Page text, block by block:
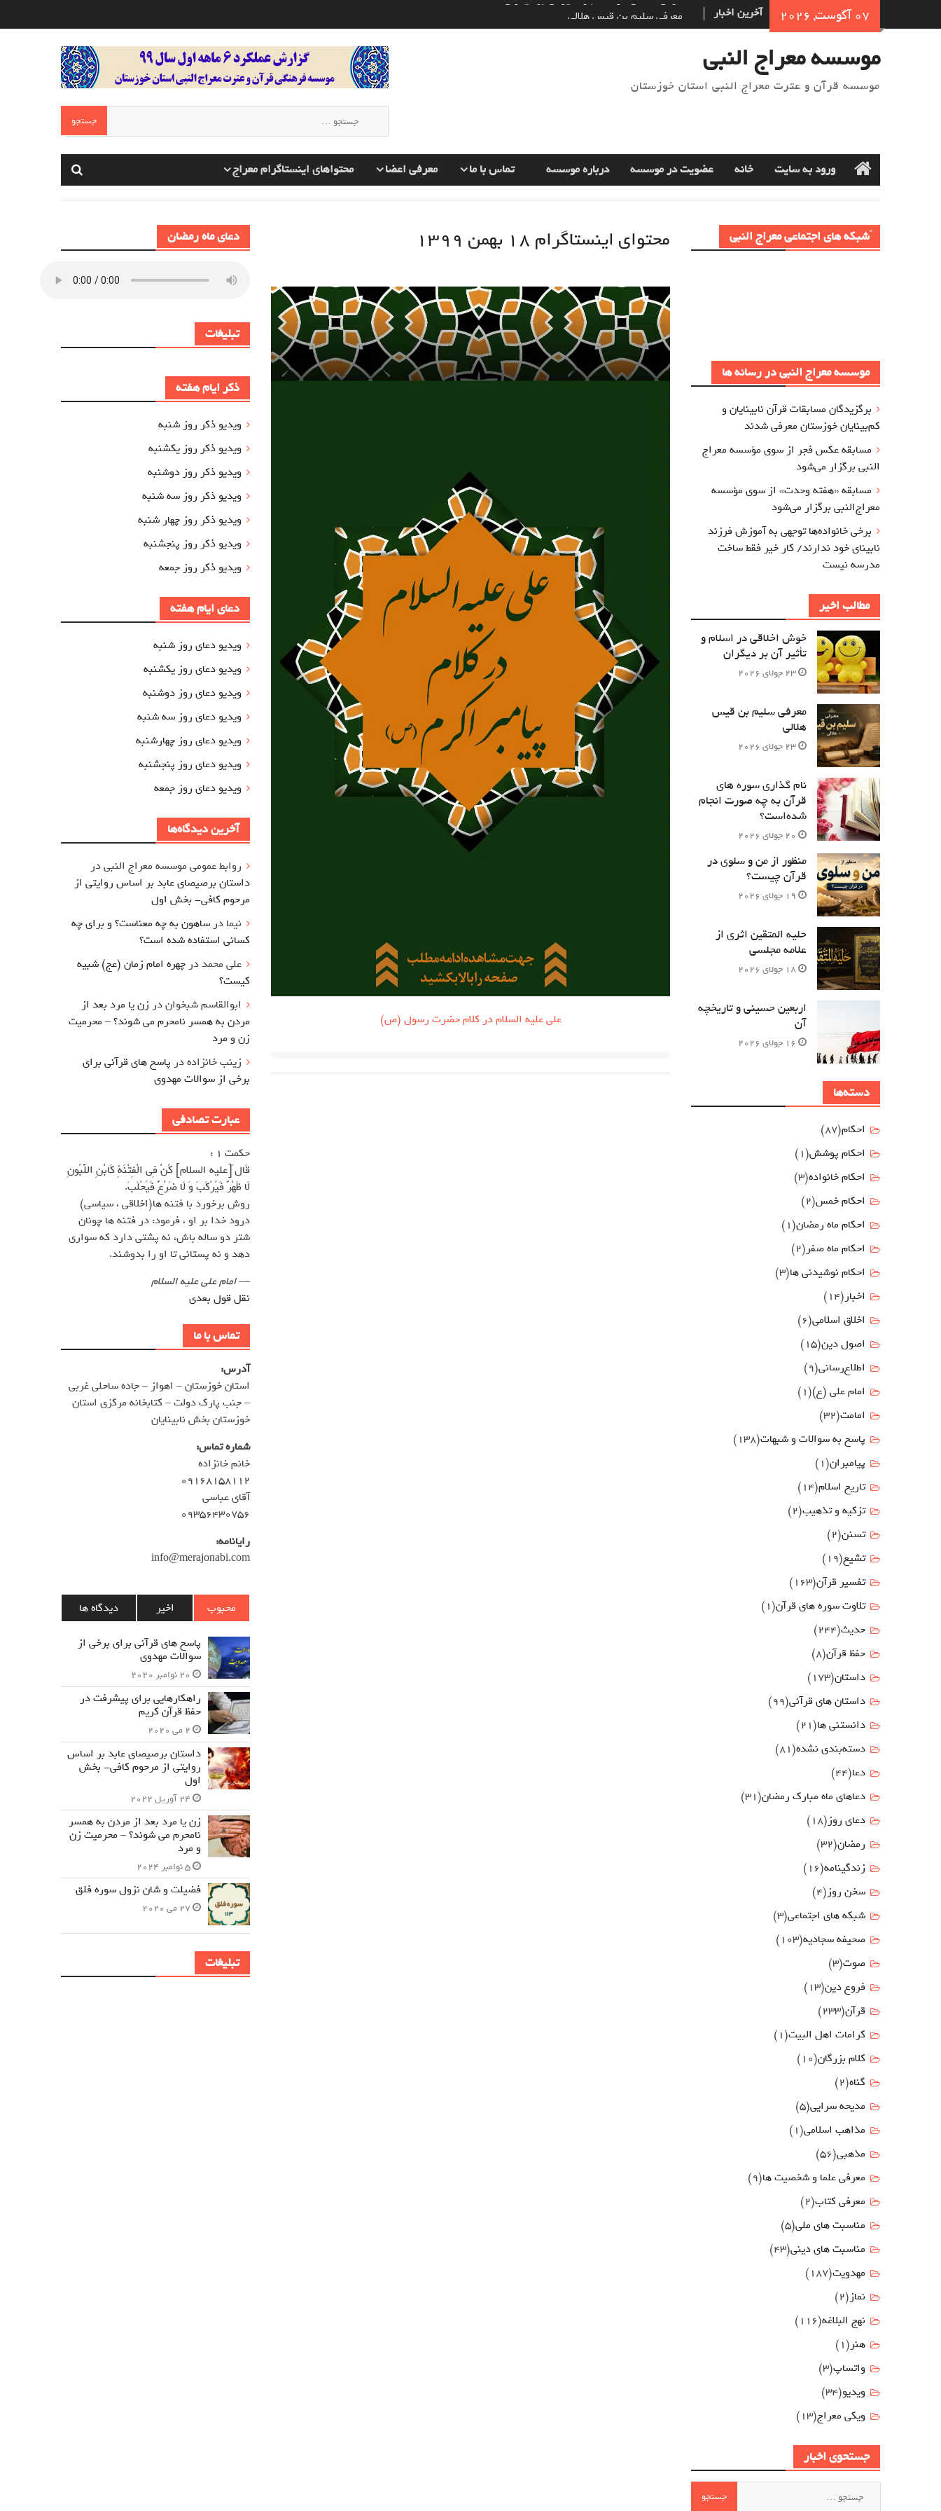
to
07 آگوست, 2026 آخرین اخبار
معرفی سلیم بن قیس هلالی
نام‌ گذاری سوره های قرآن به چه صورت انجام
موسسه معراج النبی
موسسه قرآن و عترت معراج النبی استان خوزستان
Homeورود به سایت خانه عضویت در موسسه درباره موسسه تماس با ما معرفی اعضا محتواهای اینستاگرام معراج
محتوای اینستاگرام 18 بهمن 1399
علی علیه السلام در کلام حضرت رسول (ص)
دعای ماه رمضان
تبلیغات
ذکر ایام هفته
ویدیو ذکر روز شنبه
ویدیو ذکر روز یکشنبه
ویدیو ذکر روز دوشنبه
ویدیو ذکر روز سه شنبه
ویدیو ذکر روز چهار شنبه
ویدیو ذکر روز پنجشنبه
ویدیو ذکر روز جمعه
دعای ایام هفته
ویدیو دعای روز شنبه
ویدیو دعای روز یکشنبه
ویدیو دعای روز دوشنبه
ویدیو دعای روز سه شنبه
ویدیو دعای روز چهارشنبه
ویدیو دعای روز پنجشنبه
ویدیو دعای روز جمعه
آخرین دیدگاه‌ها
روابط عمومی موسسه معراج النبیدر
داستان برصیصای عابد بر اساس روایتی از
مرحوم کافی- بخش اول
نیما در ساهون به چه معناست؟ و برای چه
کسانی استفاده شده است؟
علی محمددر چهره امام زمان (عج) شبیه
کیست؟
ابوالقاسم شبخواندر زن یا مرد بعد از
مردن به همسر نامحرم می شوند؟ – محرمیت
زن و مرد
زینب خانزادهدر پاسخ های قرآنی برای
برخی از سوالات مهدوی
عبارت تصادفی
حکمت 1 :
قَال َ[عليه السلام] كُنْ فِى الْفِتْنَةِ كَابْنِ اللَّبُونِ
لَا ظَهْرٌ فَيُرْكَبَ وَ لَا ضَرْعٌ فَيُحْلَبَ.
روش برخورد با فتنه ها(اخلاقى ، سياسى)
درود خدا بر او ، فرمود: در فتنه ها چونان
شتر دو ساله باش، نه پشتى دارد كه سوارى
دهد و نه پستانى تا او را بدوشند.
—امام علی علیه السلام
نقل قول بعدی
تماس با ما
آدرس:
استان خوزستان – اهواز – جاده ساحلی غربی
– جنب پارک دولت – کتابخانه مرکزی استان
خوزستان بخش نابینایان
شماره تماس:
خانم خانزاده
۰۹۱۶۸۱۵۸۱۱۲
آقای عباسی
۰۹۳۵۶۴۳۰۷۵۶
رایانامه:
info@merajonabi.com
محبوب اخیر دیدگاه ها
پاسخ های قرآنی برای برخی از
سوالات مهدوی
20 نوامبر 2020
راهکارهایی برای پیشرفت در
حفظ قرآن کریم
2 می 2020
داستان برصیصای عابد بر اساس
روایتی از مرحوم کافی- بخش
اول
24 آوریل 2022
زن یا مرد بعد از مردن به همسر
نامحرم می شوند؟ – محرمیت زن
و مرد
5 نوامبر 2024
فضیلت و شان نزول سوره فلق
27 می 2020
تبلیغات
َشبکه های اجتماعی معراج النبی
موسسه معراج النبی در رسانه ها
برگزيدگان مسابقات قرآن نابینایان و
کم‌بینایان خوزستان معرفي شدند
مسابقه عکس فجر از سوی مؤسسه معراج‌
النبی برگزار می‌شود
مسابقه «هفته وحدت» از سوی مؤسسه
معراج‌النبی برگزار می‌شود
برخی خانواده‌ها توجهی به آموزش‌ فرزند
نابینای خود ندارند/ کار خیر فقط ساخت
مدرسه نیست
مطالب اخیر
خوش اخلاقی در اسلام و
تأثیر آن بر دیگران
23 جولای 2026
معرفی سلیم بن قیس
هلالی
23 جولای 2026
نام‌ گذاری سوره های
قرآن به چه صورت انجام
شده‌است؟
20 جولای 2026
منظور از من و سلوی در
قرآن چیست؟
19 جولای 2026
حلیه المتقین اثری از
علامه مجلسی
18 جولای 2026
اربعین حسینی و تاریخچه
آن
16 جولای 2026
دسته‌ها
احکام(87)
احکام پوشش(1)
احکام خانواده(3)
احکام خمس(2)
احکام ماه رمضان(1)
احکام ماه صفر(2)
احکام نوشیدنی ها(3)
اخبار(14)
اخلاق اسلامی(6)
اصول دين(15)
اطلاع‌رسانی(9)
امام علي (ع)(1)
امامت(32)
پاسخ به سوالات و شبهات(138)
پیامبران(1)
تاریخ اسلام(14)
تزکیه و تذهیب(2)
تسنن(2)
تشیع(19)
تفسیر قرآن(163)
تلاوت سوره های قرآن(1)
حدیث(244)
حفظ قرآن(8)
داستان(173)
داستان های قرآنی(99)
دانستنی ها(21)
دسته‌بندی نشده(81)
دعا(44)
دعاهای ماه مبارک رمضان(31)
دعای روز(18)
رمضان(32)
زندگینامه(16)
سخن روز(4)
شبکه های اجتماعی(3)
صحیفه سجادیه(103)
صوت(3)
فروع دين(13)
قرآن(233)
كرامات اهل البيت(1)
کلام بزرگان(10)
گناه(2)
مدیحه سرایی(5)
مذاهب اسلامی(1)
مذهبی(56)
معرفی علما و شخصیت ها(9)
معرفی کتاب(2)
مناسبت هاي ملي(5)
مناسبت های دینی(43)
مهدويت(187)
نماز(2)
نهج البلاغه(116)
هنر(1)
واتساپ(3)
ویدیو(34)
ویکی معراج(13)
جستحوی اخبار